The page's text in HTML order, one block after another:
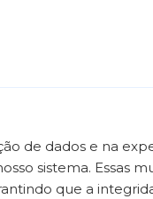
de dados e na
sistema. Essas
que a